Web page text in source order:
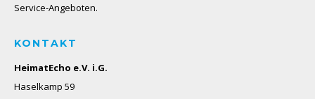
Service-Angeboten.
KONTAKT
HeimatEcho e.V. i.G.
Haselkamp 59